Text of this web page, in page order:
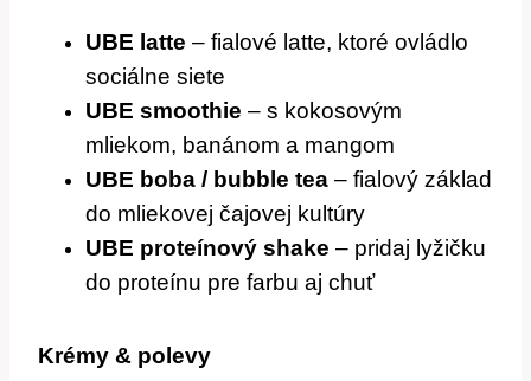
UBE latte – fialové latte, ktoré ovládlo
sociálne siete
UBE smoothie – s kokosovým
mliekom, banánom a mangom
UBE boba / bubble tea – fialový základ
do mliekovej čajovej kultúry
UBE proteínový shake – pridaj lyžičku
do proteínu pre farbu aj chuť
Krémy & polevy